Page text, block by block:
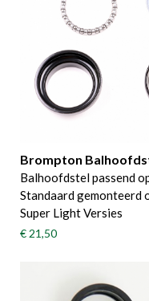
Brompton
Balhoofdstel passend
Standaard gemonteerd
Super Light Versies
€ 21,50